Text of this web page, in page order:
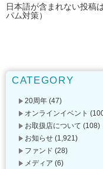
日本語が含まれない投稿
パム対策）
CATEGORY
20周年 (47)
オンラインイベント
お取扱店について (108)
お知らせ (1,921)
ファンド (28)
メディア (6)